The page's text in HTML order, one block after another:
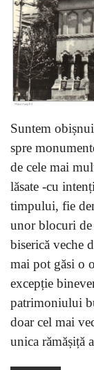
Suntem
spre
de cele mai
lăsate -cu
timpului, fie
unor blocuri de
biserică veche
mai pot găsi o
excepție
patrimoniului
doar cel mai
unica rămășiță